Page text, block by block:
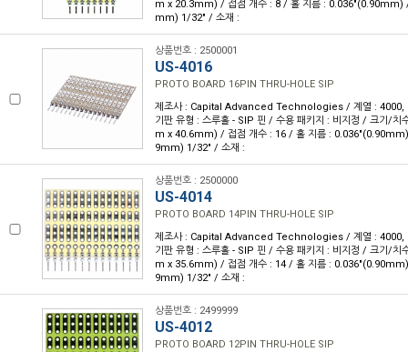
m x 20.3mm) / 접점 개수 : 8 / 홀 지름 : 0.036"(0.90mm)
mm) 1/32" / 소재 :
상품번호 : 2500001
US-4016
PROTO BOARD 16PIN THRU-HOLE SIP
제조사 : Capital Advanced Technologies / 계열 : 4000,
기판 유형 : 스루홀 - SIP 핀 / 수용 패키지 : 비지정 / 크기/
m x 40.6mm) / 접점 개수 : 16 / 홀 지름 :
9mm) 1/32" / 소재 :
상품번호 : 2500000
US-4014
PROTO BOARD 14PIN THRU-HOLE SIP
제조사 : Capital Advanced Technologies / 계열 : 4000,
기판 유형 : 스루홀 - SIP 핀 / 수용 패키지 : 비지정 / 크기/
m x 35.6mm) / 접점 개수 : 14 / 홀 지름 :
9mm) 1/32" / 소재 :
상품번호 : 2499999
US-4012
PROTO BOARD 12PIN THRU-HOLE SIP